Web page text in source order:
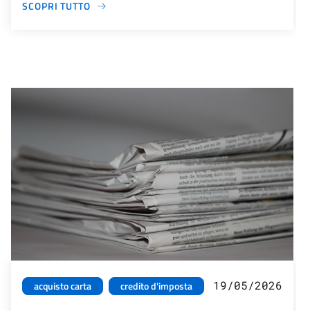
SCOPRI TUTTO
acquisto carta credito d'imposta 19/05/2026